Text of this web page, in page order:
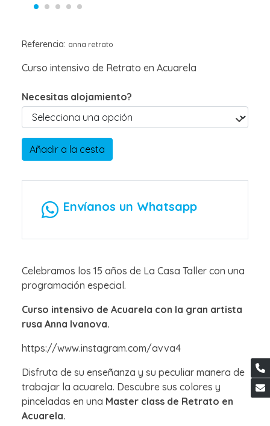
Referencia: anna retrato
Curso intensivo de Retrato en Acuarela
Necesitas alojamiento?
Añadir a la cesta
Envíanos un Whatsapp
Celebramos los 15 años de La Casa Taller con una
programación especial.
Curso intensivo de Acuarela con la gran artista
rusa Anna Ivanova.
https://www.instagram.com/avva4
Disfruta de su enseñanza y su peculiar manera de
trabajar la acuarela. Descubre sus colores y
pinceladas en una Master class de Retrato en
Acuarela.